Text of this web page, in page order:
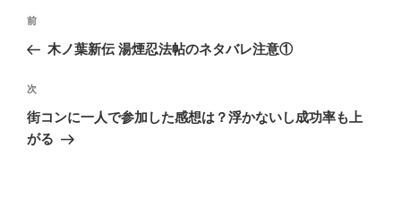
投
ナ
ビ
ゲ
ー
前
の
稿
前
木ノ葉新伝 湯煙忍法帖のネタバレ注意①
次
の
投
次
街コンに一人で参加した感想は？浮かないし成功率も上
がる